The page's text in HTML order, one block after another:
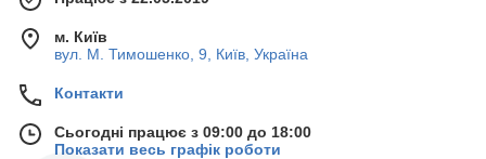
м. Київ
вул. М. Тимошенко, 9, Київ, Україна
Контакти
Сьогодні працює з 09:00 до 18:00
Показати весь графік роботи